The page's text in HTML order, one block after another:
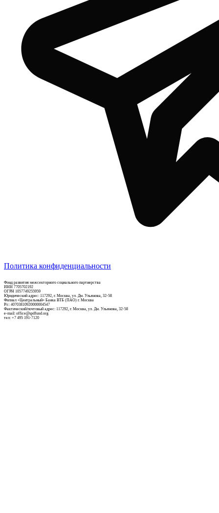
Политика конфиденциальности
Фонд развития межсекторного социального партнерства
ИНН 7705702192
ОГРН 1057749255959
Юридический адрес: 117292, г. Москва, ул. Дм. Ульянова, 32-58
Филиал «Центральный» Банка ВТБ (ПАО) г. Москва
Р/c: 40703810920000004547
Фактический/почтовый адрес: 117292, г. Москва, ул. Дм. Ульянова, 32-58
e-mail: office@spdfund.org
тел: +7 495 191-7120